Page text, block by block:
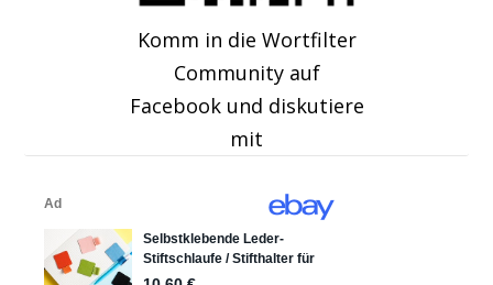
Komm in die Wortfilter
Community auf
Facebook und diskutiere
mit